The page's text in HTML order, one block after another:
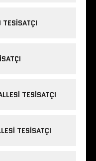
TESISATÇI
TESISATÇI
TESISATÇI